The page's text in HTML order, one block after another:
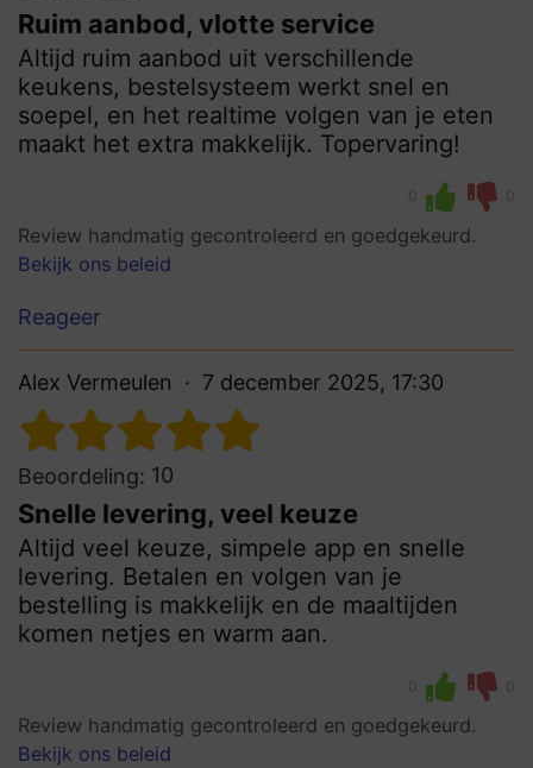
Ruim aanbod, vlotte service
Altijd ruim aanbod uit verschillende
keukens, bestelsysteem werkt snel en
soepel, en het realtime volgen van je eten
maakt het extra makkelijk. Topervaring!
0 0
Review handmatig gecontroleerd en goedgekeurd.
Bekijk ons beleid
Reageer
Alex Vermeulen 7 december 2025, 17:30
Beoordeling: 10
Snelle levering, veel keuze
Altijd veel keuze, simpele app en snelle
levering. Betalen en volgen van je
bestelling is makkelijk en de maaltijden
komen netjes en warm aan.
0 0
Review handmatig gecontroleerd en goedgekeurd.
Bekijk ons beleid